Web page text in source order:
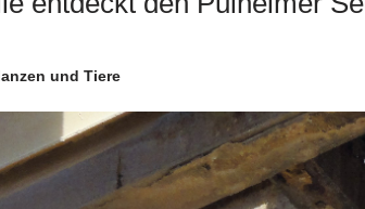
und Tiere